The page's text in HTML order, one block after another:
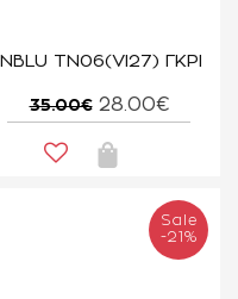
INBLU TN06(VI27) ΓΚΡΙ
35.00€ 28.00€
Sale
-21%